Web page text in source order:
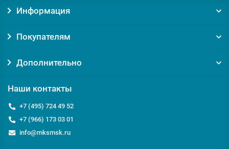
Информация
Покупателям
Дополнительно
Наши контакты
+7 (495) 724 49 52
+7 (966) 173 03 01
info@mksmsk.ru